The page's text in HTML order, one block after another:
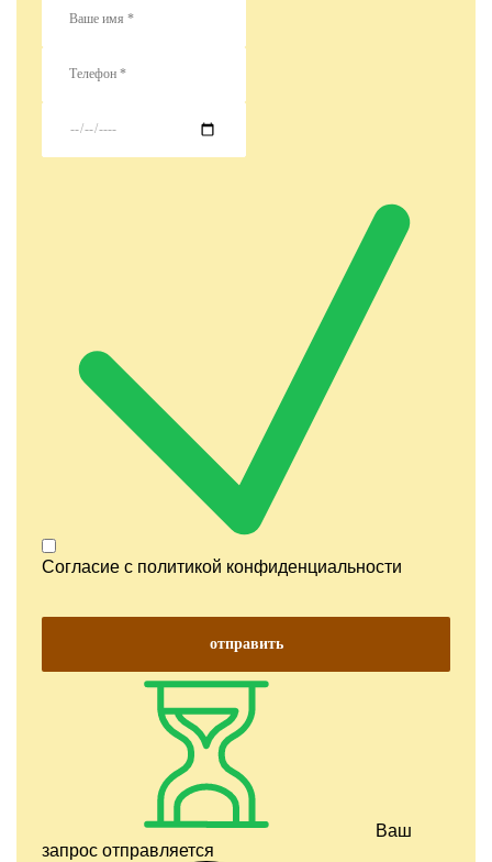
Согласие с политикой конфиденциальности
отправить
Ваш
запрос отправляется